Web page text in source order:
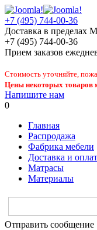
+7 (495) 744-00-36
Доставка в пределах
+7 (495) 744-00-36
Прием заказов
Стоимость уточняйте,
Цены некоторых товаров
Напишите нам
0
Главная
Распродажа
Фабрика мебели
Доставка и
Матрасы
Материалы
Отправить сообщение